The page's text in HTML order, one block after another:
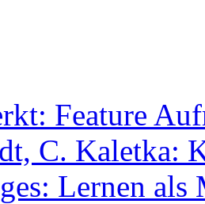
Feature
C. Kaletka:
Lernen als